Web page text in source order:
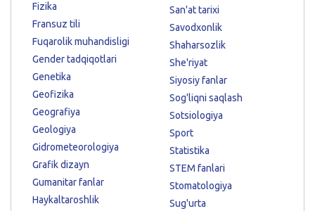
Fizika
Fransuz tili
Fuqarolik muhandisligi
Gender tadqiqotlari
Genetika
Geofizika
Geografiya
Geologiya
Gidrometeorologiya
Grafik dizayn
Gumanitar fanlar
Haykaltaroshlik
San'at tarixi
Savodxonlik
Shaharsozlik
She'riyat
Siyosiy fanlar
Sog'liqni saqlash
Sotsiologiya
Sport
Statistika
STEM fanlari
Stomatologiya
Sug'urta